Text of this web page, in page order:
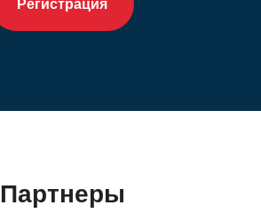
Регистрация
Партнеры